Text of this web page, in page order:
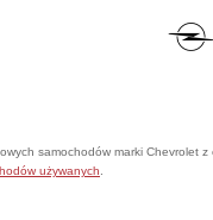
samochodów marki Chevrolet
używanych